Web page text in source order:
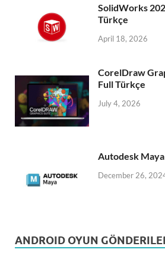
SolidWorks
Türkçe
April 18, 2026
CorelDraw
Full Türkçe
July 4, 2026
Autodesk
December 26,
ANDROID OYUN